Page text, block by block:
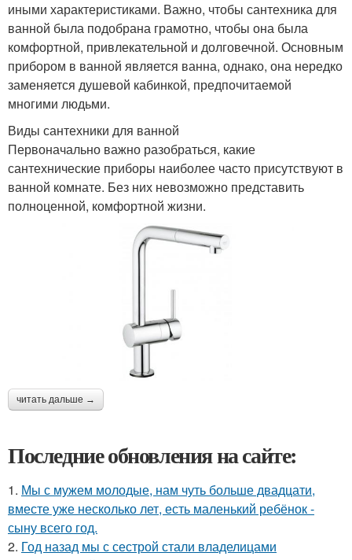
иными характеристиками. Важно, чтобы сантехника для
ванной была подобрана грамотно, чтобы она была
комфортной, привлекательной и долговечной. Основным
прибором в ванной является ванна, однако, она нередко
заменяется душевой кабинкой, предпочитаемой
многими людьми.
Виды сантехники для ванной
Первоначально важно разобраться, какие
сантехнические приборы наиболее часто присутствуют в
ванной комнате. Без них невозможно представить
полноценной, комфортной жизни.
читать дальше →
Последние обновления на сайте:
1. Мы с мужем молодые, нам чуть больше двадцати,
вместе уже несколько лет, есть маленький ребёнок -
сыну всего год.
2. Год назад мы с сестрой стали владелицами